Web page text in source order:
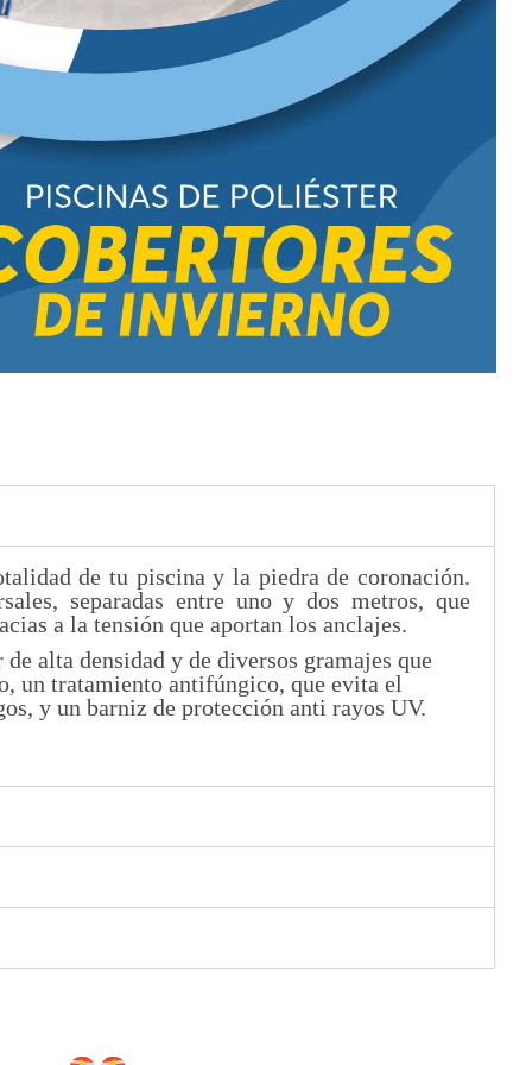
de tu piscina y la piedra de coronación.
separadas entre uno y dos metros, que
a la tensión que aportan los anclajes.
alta densidad y de diversos gramajes que
un tratamiento antifúngico, que evita el
y un barniz de protección anti rayos UV.